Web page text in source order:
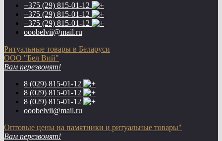
+375 (29) 815-01-12
+375 (29) 815-01-12
+375 (29) 815-01-12
ooobelvii@mail.ru
Ритуальные товары в Беларуси
ООО "Бел Вий"
Вам перезвонят!
8 (029) 815-01-12
8 (029) 815-01-12
8 (029) 815-01-12
ooobelvii@mail.ru
Оптовые цены на памятники и ритуальные товары"
Вам перезвонят!